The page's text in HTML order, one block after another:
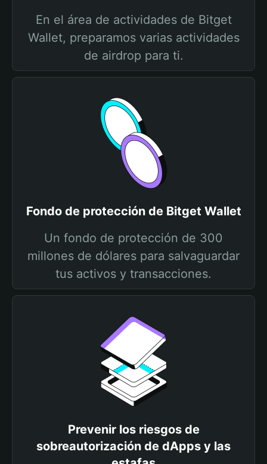
En el área de actividades de Bitget
Wallet, preparamos varias actividades
de airdrop para ti.
Fondo de protección de Bitget Wallet
Un fondo de protección de 300
millones de dólares para salvaguardar
tus activos y transacciones.
Prevenir los riesgos de
sobreautorización de dApps y las